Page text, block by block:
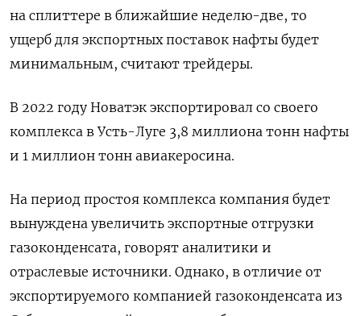
на сплиттере в ближайшие неделю-две, то
ущерб для экспортных поставок нафты будет
минимальным, считают трейдеры.
В 2022 году Новатэк экспортировал со своего
комплекса в Усть-Луге 3,8 миллиона тонн нафты
и 1 миллион тонн авиакеросина.
На период простоя комплекса компания будет
вынуждена увеличить экспортные отгрузки
газоконденсата, говорят аналитики и
отраслевые источники. Однако, в отличие от
экспортируемого компанией газоконденсата из